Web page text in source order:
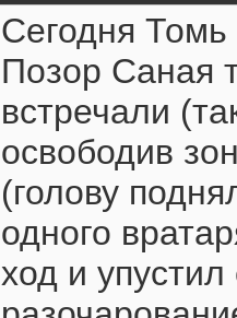
Сегодня
Позор Саная
встречали
освободив
(голову
одного
ход и